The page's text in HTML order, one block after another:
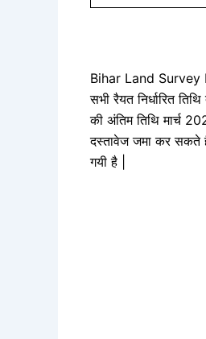
Bihar Land Survey
सभी रैयत निर्धारित
की अंतिम तिथि मार्च
दस्तावेज जमा कर सकते
गयी है |